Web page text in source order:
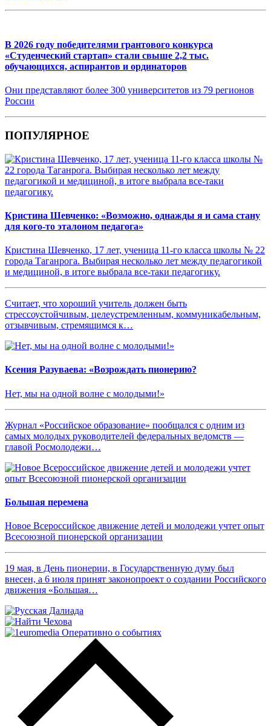
В 2026 году победителями грантового конкурса
«Студенческий стартап» стали свыше 2,2 тыс.
обучающихся, аспирантов и ординаторов
Они представляют более 300 университетов из 79 регионов
России
ПОПУЛЯРНОЕ
Кристина Шевченко: «Возможно, однажды я и сама стану
для кого-то эталоном педагога»
Кристина Шевченко, 17 лет, ученица 11-го класса школы № 22
города Таганрога. Выбирая несколько лет между педагогикой
и медициной, в итоге выбрала все-таки педагогику.
Считает, что хороший учитель должен быть
стрессоустойчивым, целеустремленным, коммуникабельным,
отзывчивым, стремящимся к…
Ксения Разуваева: «Возрождать пионерию?
Нет, мы на одной волне с молодыми!»
Журнал «Российское образование» пообщался с одним из
самых молодых руководителей федеральных ведомств —
главой Росмолодежи…
Большая перемена
Новое Всероссийское движение детей и молодежи учтет опыт
Всесоюзной пионерской организации
19 мая, в День пионерии, в Государственную думу был
внесен, а 6 июля принят законопроект о создании Российского
движения «Большая…